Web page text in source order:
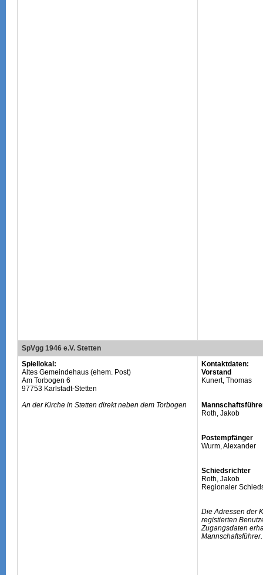
SpVgg 1946 e.V. Stetten
Spiellokal:
Altes Gemeindehaus (ehem. Post)
Am Torbogen 6
97753 Karlstadt-Stetten
An der Kirche in Stetten direkt neben dem Torbogen
Kontaktdaten:
Vorstand
Kunert, Thomas
Roth, Jakob
Postempfänger
Wurm, Alexander
Schiedsrichter
Roth, Jakob
Regionaler
Die Adressen der
registierten
Zugangsdaten
Mannschaftsführer.